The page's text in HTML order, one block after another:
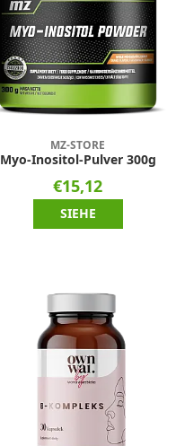
MZ-STORE
Myo-Inositol-Pulver 300g
€15,12
SIEHE